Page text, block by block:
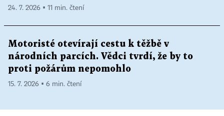
24. 7. 2026 ▪ 11 min. čtení
Motoristé otevírají cestu k těžbě v
národních parcích. Vědci tvrdí, že by to
proti požárům nepomohlo
15. 7. 2026 ▪ 6 min. čtení